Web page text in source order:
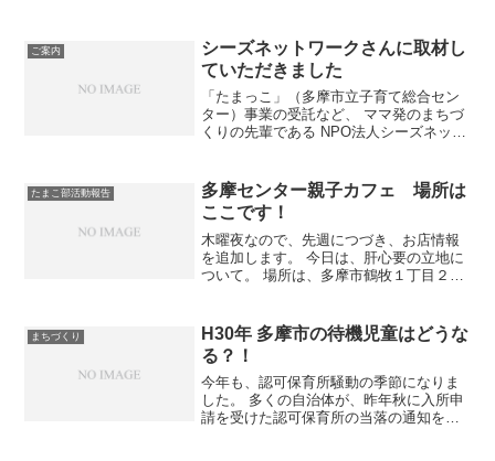
クロスガーデン2階（ヤマダ跡） ・クロ
スガーデン...
ご案内
シーズネットワークさんに取材し
ていただきました
「たまっこ」（多摩市立子育て総合セン
ター）事業の受託など、 ママ発のまちづ
くりの先輩である NPO法人シーズネット
うございました！
たまこ部活動報告
多摩センター親子カフェ 場所は
ここです！
木曜夜なので、先週につづき、お店情報
を追加します。 今日は、肝心要の立地に
ついて。 場所は、多摩市鶴牧１丁目２
曲がる道の角です。 多摩センター駅を出
て、乞田川沿いに歩...
まちづくり
H30年 多摩市の待機児童はどうな
る？！
今年も、認可保育所騒動の季節になりま
した。 多くの自治体が、昨年秋に入所申
請を受けた認可保育所の当落の通知を、1